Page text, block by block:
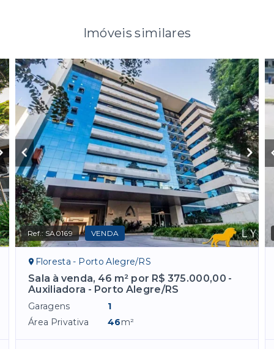
Imóveis similares
Ref.: SA0169 VENDA
Floresta - Porto Alegre/RS
Sala à venda, 46 m² por R$ 375.000,00 -
Auxiliadora - Porto Alegre/RS
Garagens
1
Área Privativa
46m²